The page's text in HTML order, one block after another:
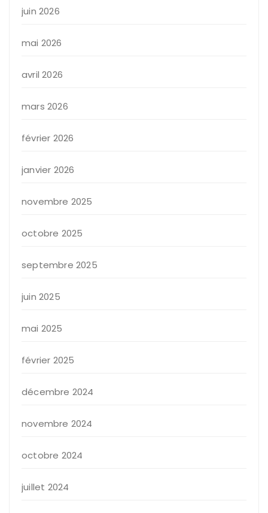
juin 2026
mai 2026
avril 2026
mars 2026
février 2026
janvier 2026
novembre 2025
octobre 2025
septembre 2025
juin 2025
mai 2025
février 2025
décembre 2024
novembre 2024
octobre 2024
juillet 2024